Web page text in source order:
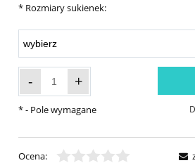
* Rozmiary sukienek:
- +
*- Pole wymagane
Ocena: